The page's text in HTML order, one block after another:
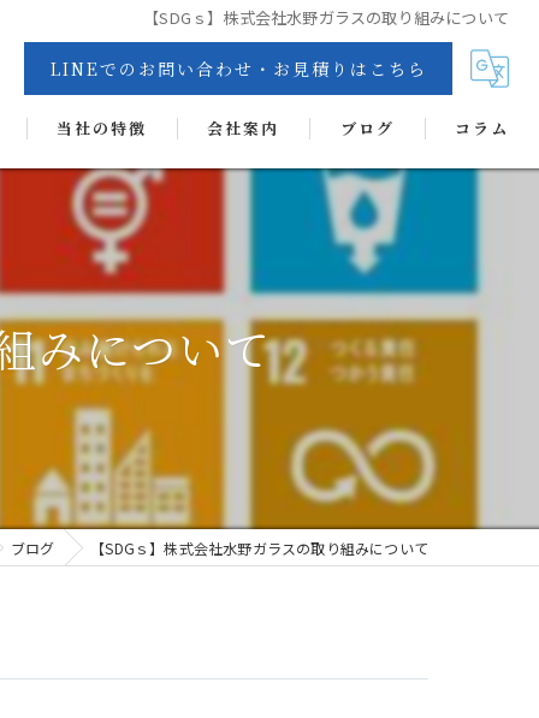
【SDGｓ】株式会社水野ガラスの取り組みについて
LINEでのお問い合わせ・お見積りはこちら
当社の特徴
交換
リペア
カーフィルム
抗菌・抗ウイルス・消臭・防カビコーティング
ヘッドライトコート
ディンプルアート
会社案内 ブログ コラム
みについて
ブログ 【SDGｓ】株式会社水野ガラスの取り組みについて